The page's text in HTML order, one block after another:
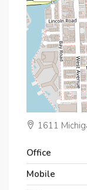
1611
Office
Mobile